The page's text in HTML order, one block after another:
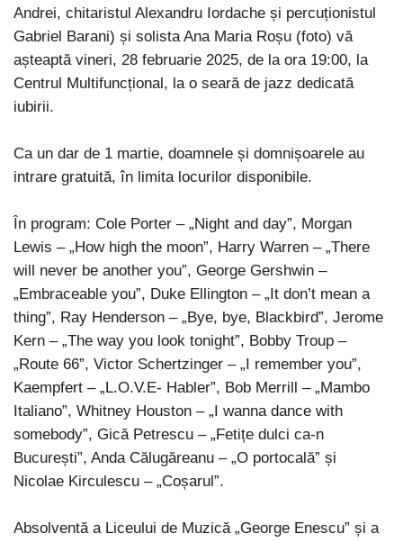
Andrei, chitaristul Alexandru Iordache și percuționistul
Gabriel Barani) și solista Ana Maria Roșu (foto) vă
așteaptă vineri, 28 februarie 2025, de la ora 19:00, la
Centrul Multifuncțional, la o seară de jazz dedicată
iubirii.
Ca un dar de 1 martie, doamnele și domnișoarele au
intrare gratuită, în limita locurilor disponibile.
În program: Cole Porter – „Night and day”, Morgan
Lewis – „How high the moon”, Harry Warren – „There
will never be another you”, George Gershwin –
„Embraceable you”, Duke Ellington – „It don’t mean a
thing”, Ray Henderson – „Bye, bye, Blackbird”, Jerome
Kern – „The way you look tonight”, Bobby Troup –
„Route 66”, Victor Schertzinger – „I remember you”,
Kaempfert – „L.O.V.E- Habler”, Bob Merrill – „Mambo
Italiano”, Whitney Houston – „I wanna dance with
somebody”, Gică Petrescu – „Fetițe dulci ca-n
București”, Anda Călugăreanu – „O portocală” și
Nicolae Kirculescu – „Coșarul”.
Absolventă a Liceului de Muzică „George Enescu” și a